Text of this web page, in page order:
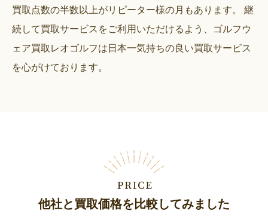
買取点数の半数以上がリピーター様の月もあります。
継
続して買取サービスをご利用いただけるよう、ゴルフウ
ェア買取レオゴルフは日本一気持ちの良い買取サービス
を心がけております。
他社と買取価格を比較してみました